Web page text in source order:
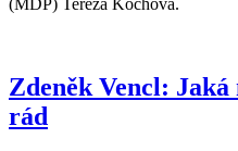
(MDP) Tereza Kochová.
Zdeněk Vencl:
rád